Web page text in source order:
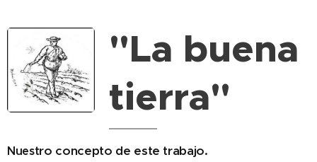
"La buena
tierra"
Nuestro concepto de este trabajo.